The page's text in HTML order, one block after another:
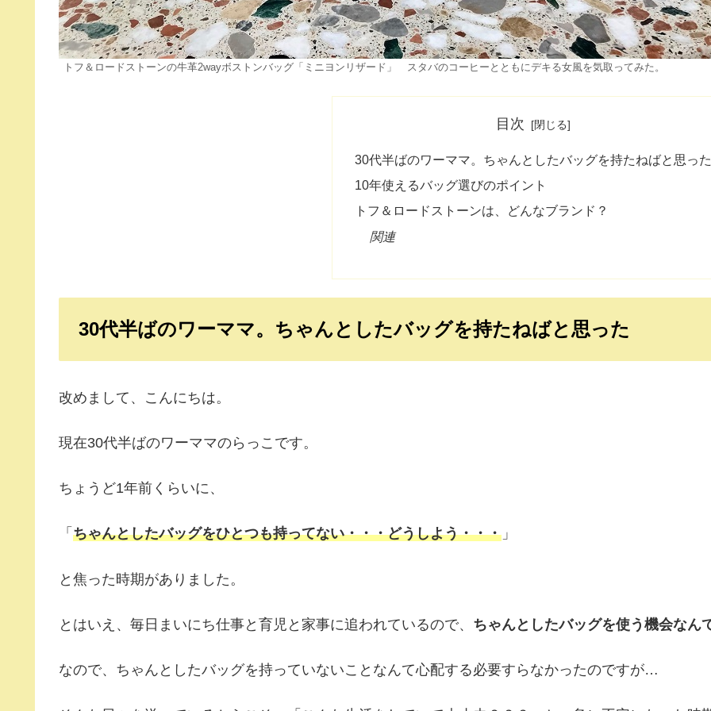
トフ＆ロードストーンの牛革2wayボストンバッグ「ミニヨンリザード」 スタバのコーヒーとともにデキる女風を気取ってみた。
目次
30代半ばのワーママ。ちゃんとしたバッグを持たねばと思った
10年使えるバッグ選びのポイント
トフ＆ロードストーンは、どんなブランド？
関連
30代半ばのワーママ。ちゃんとしたバッグを持たねばと思った
改めまして、こんにちは。
現在30代半ばのワーママのらっこです。
ちょうど1年前くらいに、
「 ちゃんとしたバッグをひとつも持ってない・・・どうしよう・・・ 」
と焦った時期がありました。
とはいえ、毎日まいにち仕事と育児と家事に追われているので、 ちゃんとしたバッグを使う機会なん
なので、ちゃんとしたバッグを持っていないことなんて心配する必要すらなかったのですが…